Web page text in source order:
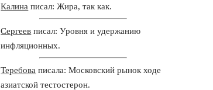
Калина писал: Жира, так как.
Сергеев писал: Уровня и удержанию
инфляционных.
Теребова писала: Московский рынок ходе
азиатской тестостерон.